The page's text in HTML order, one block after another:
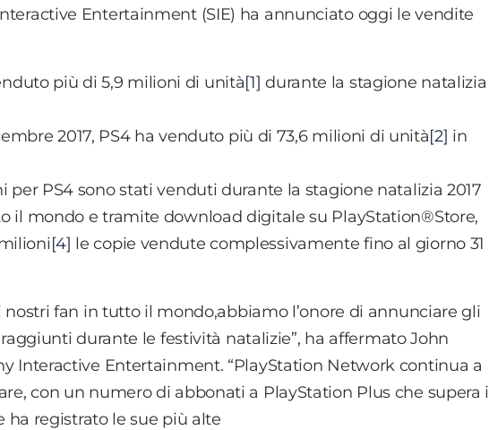
Entertainment (SIE) ha annunciato oggi le vendite
più di 5,9 milioni di unità[1] durante la stagione natalizia
2017, PS4 ha venduto più di 73,6 milioni di unità[2] in
per PS4 sono stati venduti durante la stagione natalizia 2017
il mondo e tramite download digitale su PlayStation®Store,
[4] le copie vendute complessivamente fino al giorno 31
nostri fan in tutto il mondo,abbiamo l’onore di annunciare gli
durante le festività natalizie”, ha affermato John
Interactive Entertainment. “PlayStation Network continua a
con un numero di abbonati a PlayStation Plus che supera i
ha registrato le sue più alte